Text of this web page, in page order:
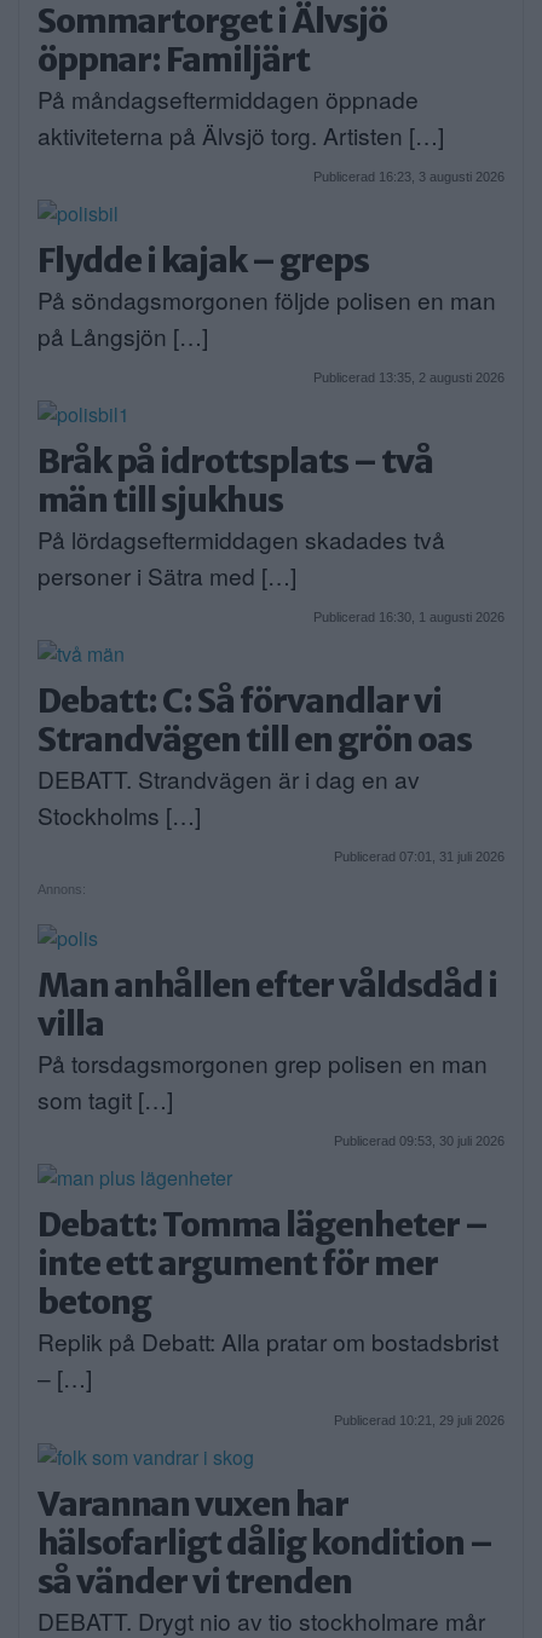
Sommartorget i Älvsjö
öppnar: Familjärt
På måndagseftermiddagen öppnade
aktiviteterna på Älvsjö torg. Artisten […]
Publicerad 16:23, 3 augusti 2026
Flydde i kajak – greps
På söndagsmorgonen följde polisen en man
på Långsjön […]
Publicerad 13:35, 2 augusti 2026
Bråk på idrottsplats – två
män till sjukhus
På lördagseftermiddagen skadades två
personer i Sätra med […]
Publicerad 16:30, 1 augusti 2026
Debatt: C: Så förvandlar vi
Strandvägen till en grön oas
DEBATT. Strandvägen är i dag en av
Stockholms […]
Publicerad 07:01, 31 juli 2026
Annons:
Man anhållen efter våldsdåd i
villa
På torsdagsmorgonen grep polisen en man
som tagit […]
Publicerad 09:53, 30 juli 2026
Debatt: Tomma lägenheter –
inte ett argument för mer
betong
Replik på Debatt: Alla pratar om bostadsbrist
– […]
Publicerad 10:21, 29 juli 2026
Varannan vuxen har
hälsofarligt dålig kondition –
så vänder vi trenden
DEBATT. Drygt nio av tio stockholmare mår